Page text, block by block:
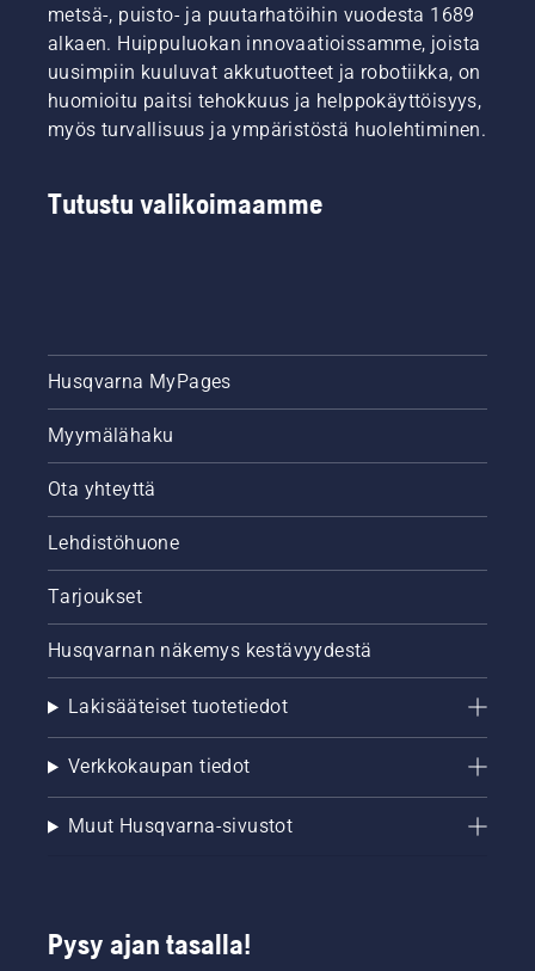
metsä-, puisto- ja puutarhatöihin vuodesta 1689
alkaen. Huippuluokan innovaatioissamme, joista
uusimpiin kuuluvat akkutuotteet ja robotiikka, on
huomioitu paitsi tehokkuus ja helppokäyttöisyys,
myös turvallisuus ja ympäristöstä huolehtiminen.
Tutustu valikoimaamme
Husqvarna MyPages
Myymälähaku
Ota yhteyttä
Lehdistöhuone
Tarjoukset
Husqvarnan näkemys kestävyydestä
Lakisääteiset tuotetiedot
Verkkokaupan tiedot
Muut Husqvarna-sivustot
Pysy ajan tasalla!